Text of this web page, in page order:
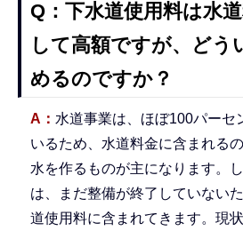
Q：下水道使用料は水
して高額ですが、どう
めるのですか？
A： 水道事業は、ほぼ100パーセ
いるため、水道料金に含まれる
水を作るものが主になります。
は、まだ整備が終了していない
道使用料に含まれてきます。現